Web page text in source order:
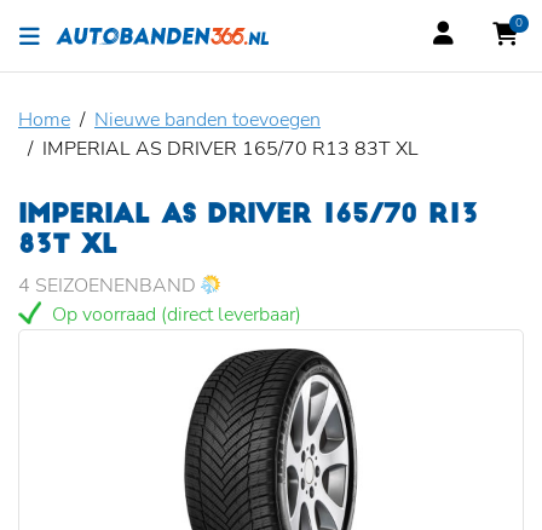
0
Home
Nieuwe banden toevoegen
IMPERIAL AS DRIVER 165/70 R13 83T XL
IMPERIAL AS DRIVER 165/70 R13
83T XL
4 SEIZOENENBAND
Op voorraad (direct leverbaar)